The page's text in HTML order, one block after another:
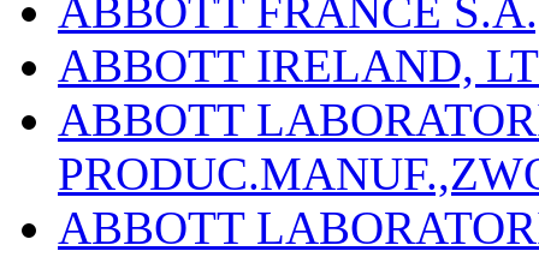
ABBOTT FRANCE
ABBOTT IRELAND,
ABBOTT
ABBOTT